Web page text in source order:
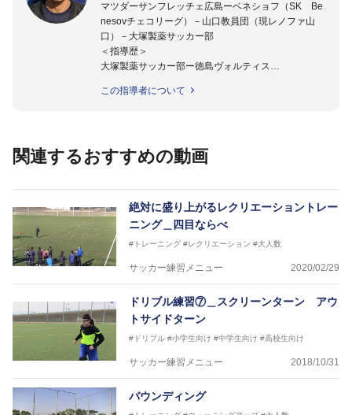
マツダーサンフレッチェ広島ーベネショフ（SK Be
nesovチェコリーグ）－山口教員団（現レノファ山
口）－大塚製薬サッカー部
＜指導歴＞
大塚製薬サッカー部ー徳島ヴォルティス
四国大学准教授。
この指導者について
関連するおすすめの動画
絶対に盛り上がるレクリエーショントレー
ニング＿四目ならべ
#トレーニング #レクリエーション #大人数
サッカー練習メニュー 2020/02/29
ドリブル練習⑦＿スクリーンターン アウ
トサイドターン
#ドリブル #小学生向け #中学生向け #高校生向け
サッカー練習メニュー 2018/10/31
バウンディング